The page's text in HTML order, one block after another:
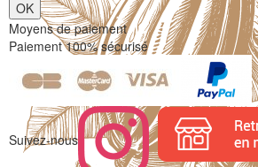
Moyens de paiement
Paiement 100% sécurisé
Suivez-nous